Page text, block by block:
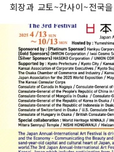
회장과 교토~간사이~전국